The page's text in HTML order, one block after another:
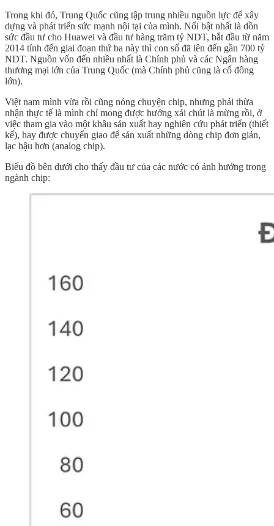
Trong khi đó, Trung Quốc cũng tập trung nhiều nguồn lực để xây
dựng và phát triển sức mạnh nội tại của mình. Nổi bật nhất là dồn
sức đầu tư cho Huawei và đầu tư hàng trăm tỷ NDT, bắt đầu từ năm
2014 tính đến giai đoạn thứ ba này thì con số đã lên đến gần 700 tỷ
NDT. Nguồn vốn đến nhiều nhất là Chính phủ và các Ngân hàng
thương mại lớn của Trung Quốc (mà Chính phủ cũng là cổ đông
lớn).
Việt nam mình vừa rồi cũng nóng chuyện chip, nhưng phải thừa
nhận thực tế là mình chỉ mong được hưởng xái chút là mừng rồi, ở
việc tham gia vào một khâu sản xuất hay nghiên cứu phát triển (thiết
kế), hay được chuyển giao để sản xuất những dòng chip đơn giản,
lạc hậu hơn (analog chip).
Biểu đồ bên dưới cho thấy đầu tư của các nước có ảnh hưởng trong
ngành chip: